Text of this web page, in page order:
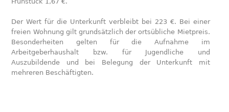
Der Wert für die Unterkunft verbleibt bei 223 €. Bei einer
freien Wohnung gilt grundsätzlich der ortsübliche Mietpreis.
Besonderheiten gelten für die Aufnahme im
Arbeitgeberhaushalt bzw. für Jugendliche und
Auszubildende und bei Belegung der Unterkunft mit
mehreren Beschäftigten.